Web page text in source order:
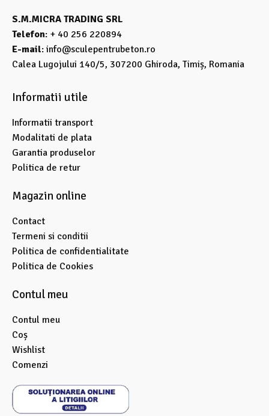
S.M.MICRA TRADING SRL
Telefon: + 40 256 220894
E-mail: info@sculepentrubeton.ro
Calea Lugojului 140/5, 307200 Ghiroda, Timiș, Romania
Informatii utile
Informatii transport
Modalitati de plata
Garantia produselor
Politica de retur
Magazin online
Contact
Termeni si conditii
Politica de confidentialitate
Politica de Cookies
Contul meu
Contul meu
Coș
Wishlist
Comenzi